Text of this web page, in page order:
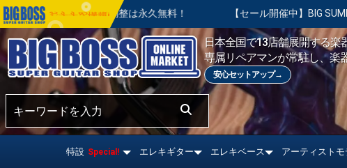
基本調整は永久無料！ 【セール開催中】BIG SUMMER SALE | 対
おすすめ情報!
日本全国で13店舗展開する楽
専属リペアマンが常駐し、楽
安心セットアップ→
特設 Special! エレキギター エレキベース アーティストモ